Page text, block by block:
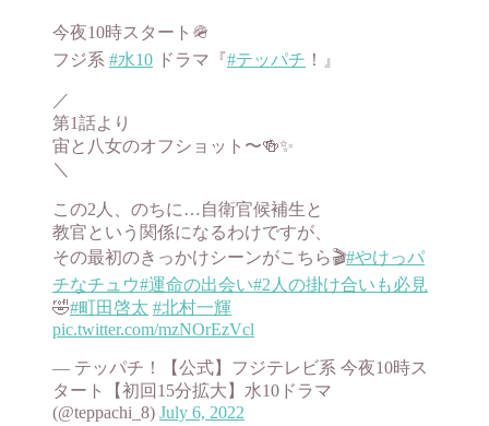
今夜10時スタート🪖
フジ系 #水10 ドラマ『#テッパチ ！』
／
第1話より
宙と八女のオフショット〜🍻✨
＼
この2人、のちに…自衛官候補生と
教官という関係になるわけですが、
その最初のきっかけシーンがこちら🎬#やけっパ
チなチュウ#運命の出会い#2人の掛け合いも必見
🤣#町田啓太 #北村一輝
pic.twitter.com/mzNOrEzVcl
— テッパチ！【公式】フジテレビ系 今夜10時ス
タート【初回15分拡大】水10ドラマ
(@teppachi_8) July 6, 2022